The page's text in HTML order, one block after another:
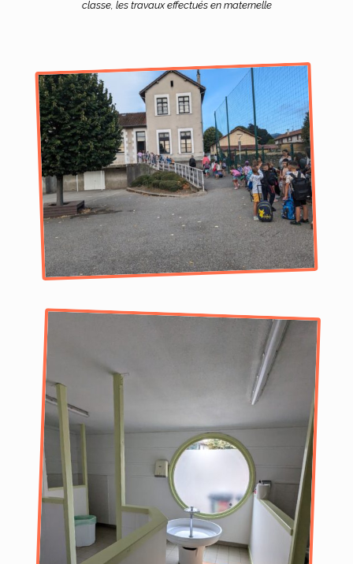
classe, les travaux effectués en maternelle